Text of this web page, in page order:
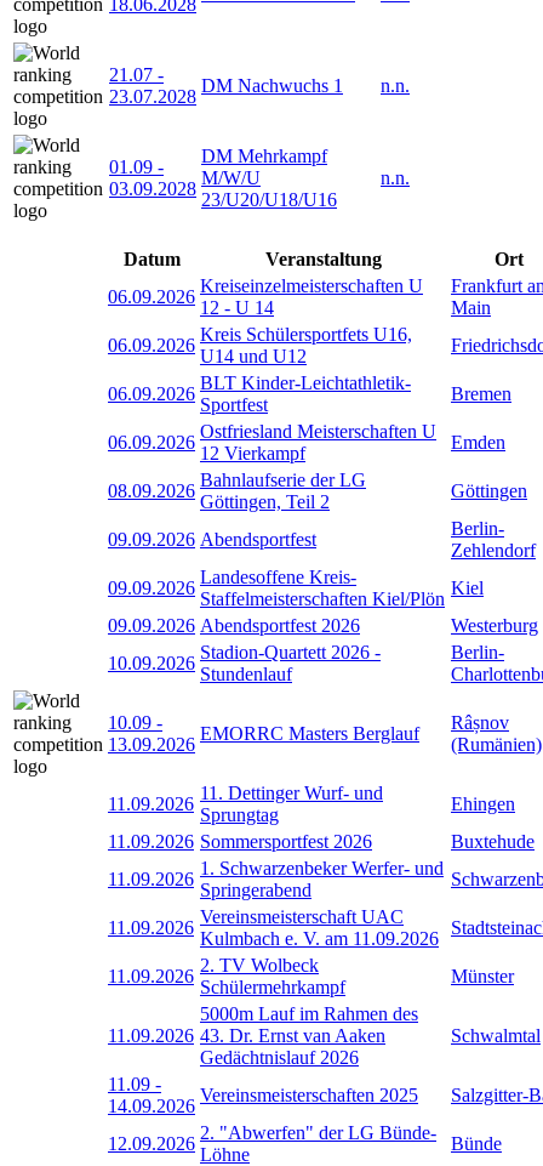
21.07 -
23.07.2028
DM Nachwuchs 1 n.n.
01.09 -
03.09.2028
DM Mehrkampf
M/W/U
23/U20/U18/U16
n.n.
Datum Veranstaltung
Ort
06.09.2026
Kreiseinzelmeisterschaften U
12 - U 14
Frankfurt
Main
06.09.2026
Kreis Schülersportfets U16,
U14 und U12
06.09.2026
BLT Kinder-Leichtathletik-
Sportfest
Bremen
06.09.2026
Ostfriesland Meisterschaften U
12 Vierkampf
Emden
08.09.2026
Bahnlaufserie der LG
Göttingen, Teil 2
Göttingen
09.09.2026 Abendsportfest
Berlin-
Zehlendorf
09.09.2026
Landesoffene Kreis-
Staffelmeisterschaften Kiel/Plön
Kiel
09.09.2026 Abendsportfest 2026
Westerburg
10.09.2026
Stadion-Quartett 2026 -
Stundenlauf
Berlin-
10.09 -
13.09.2026
EMORRC Masters Berglauf
Râșnov
(Rumänien)
11.09.2026
11. Dettinger Wurf- und
Sprungtag
Ehingen
11.09.2026 Sommersportfest 2026
Buxtehude
11.09.2026
1. Schwarzenbeker Werfer- und
Springerabend
11.09.2026
Vereinsmeisterschaft UAC
Kulmbach e. V. am 11.09.2026
11.09.2026
2. TV Wolbeck
Schülermehrkampf
Münster
11.09.2026
5000m Lauf im Rahmen des
43. Dr. Ernst van Aaken
Gedächtnislauf 2026
Schwalmtal
11.09 -
14.09.2026
Vereinsmeisterschaften 2025 Salzgitter-
12.09.2026
2. "Abwerfen" der LG Bünde-
Löhne
Bünde